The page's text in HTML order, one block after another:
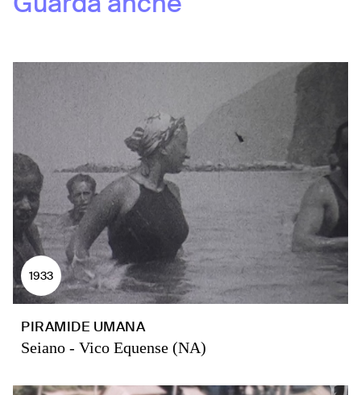
1933
PIRAMIDE UMANA
Seiano - Vico Equense (NA)